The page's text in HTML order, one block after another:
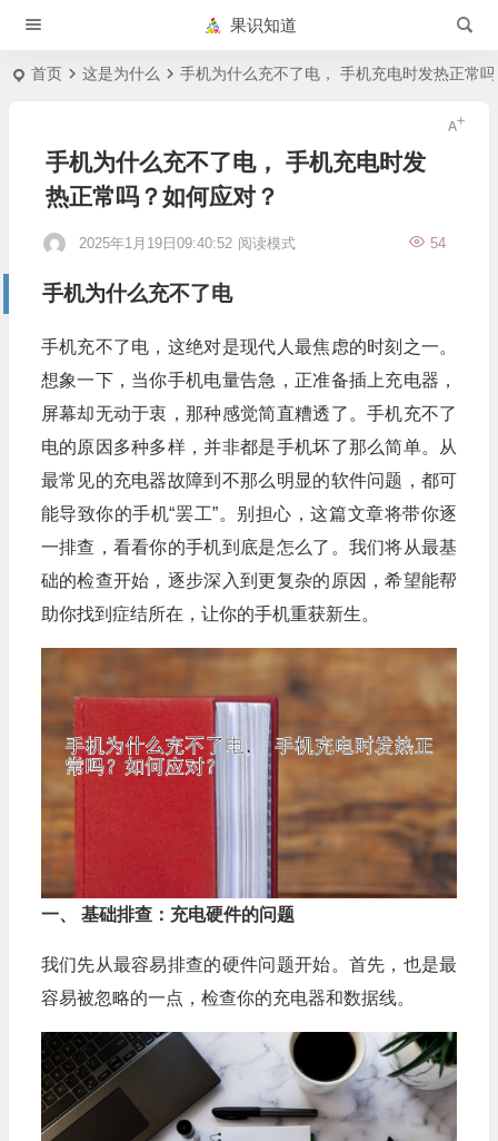
果识知道
首页 这是为什么 手机为什么充不了电， 手机充电时发热正常
手机为什么充不了电， 手机充电时发
热正常吗？如何应对？
2025年1月19日09:40:52 54
阅读模式
手机为什么充不了电
手机充不了电，这绝对是现代人最焦虑的时刻之一。
想象一下，当你手机电量告急，正准备插上充电器，
屏幕却无动于衷，那种感觉简直糟透了。手机充不了
电的原因多种多样，并非都是手机坏了那么简单。从
最常见的充电器故障到不那么明显的软件问题，都可
能导致你的手机“罢工”。别担心，这篇文章将带你逐
一排查，看看你的手机到底是怎么了。我们将从最基
础的检查开始，逐步深入到更复杂的原因，希望能帮
助你找到症结所在，让你的手机重获新生。
一、 基础排查：充电硬件的问题
我们先从最容易排查的硬件问题开始。首先，也是最
容易被忽略的一点，检查你的充电器和数据线。